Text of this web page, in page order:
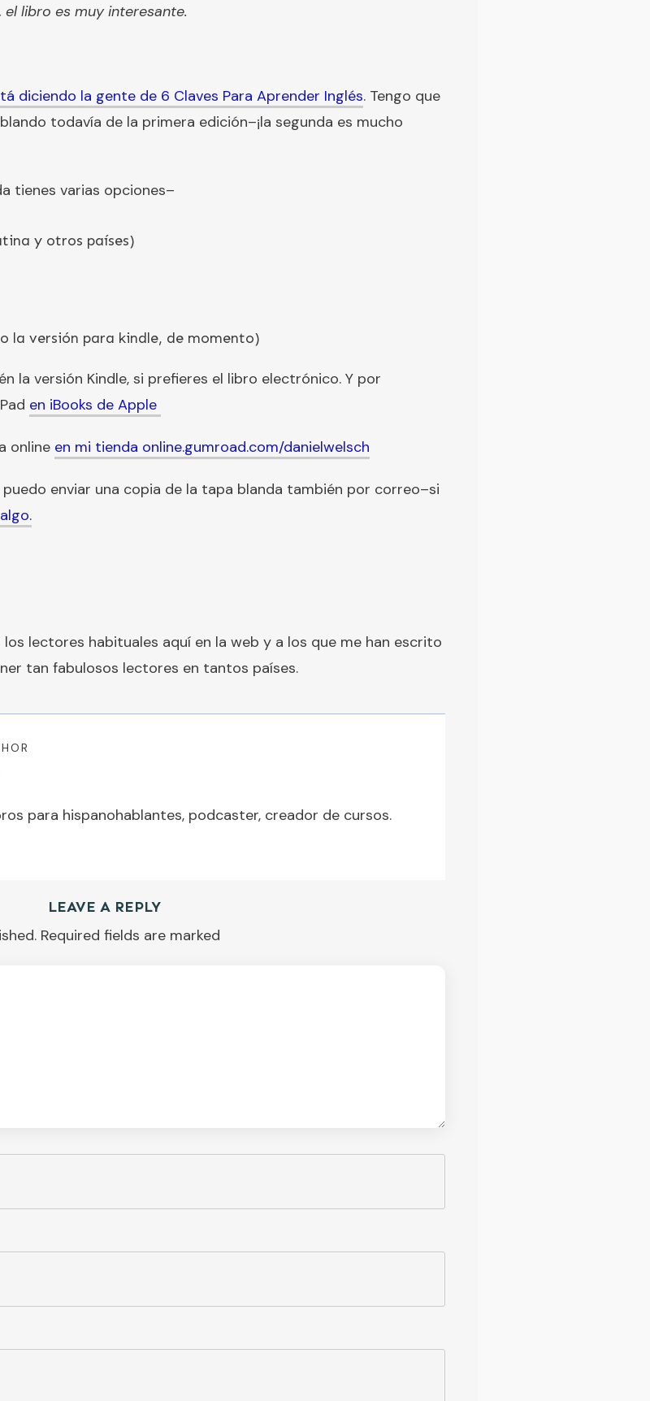
el libro es muy interesante.
diciendo la gente de 6 Claves Para Aprender Inglés. Tengo que
todavía de la primera edición–¡la segunda es mucho
tienes varias opciones–
y otros países)
la versión para kindle, de momento)
la versión Kindle, si prefieres el libro electrónico. Y por
en iBooks de Apple
online en mi tienda online.gumroad.com/danielwelsch
puedo enviar una copia de la tapa blanda también por correo–si
los lectores habituales aquí en la web y a los que me han escrito
tan fabulosos lectores en tantos países.
para hispanohablantes, podcaster, creador de cursos.
LEAVE A REPLY
Required fields are marked